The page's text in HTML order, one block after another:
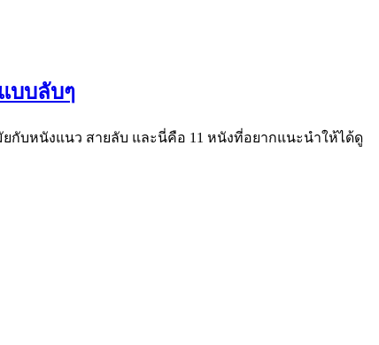
บบลับๆ
กับหนังแนว สายลับ และนี่คือ 11 หนังที่อยากแนะนำให้ได้ดู